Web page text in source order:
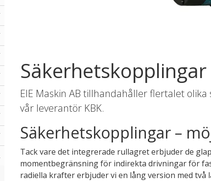
Göm undermeny
Göm undermeny
Göm undermeny
Göm undermeny
Göm undermeny
Göm undermeny
Göm undermeny
Göm undermeny
Säkerhetskopplingar
EIE Maskin AB tillhandahåller flertalet
vår leverantör KBK.
Säkerhetskopplingar –
Tack vare det integrerade rullagret erbjuder de
momentbegränsning för indirekta drivningar för
radiella krafter erbjuder vi en lång version med